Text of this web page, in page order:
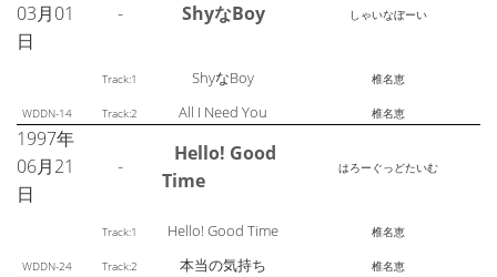
03月01
日
- ShyなBoy しゃいなぼーい
Track:1 ShyなBoy 椎名恵
WDDN-14 Track:2 All I Need You 椎名恵
1997年
06月21
日
-
Hello! Good
Time
はろーぐっどたいむ
Track:1 Hello! Good Time 椎名恵
WDDN-24 Track:2 本当の気持ち 椎名恵